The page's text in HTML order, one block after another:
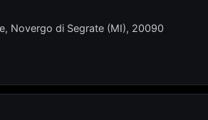
Novergo di Segrate (MI), 20090